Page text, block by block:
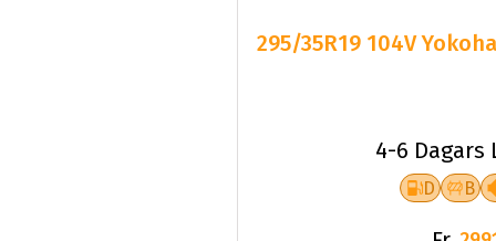
295/35R19 104V
4-6 Dagars
D B